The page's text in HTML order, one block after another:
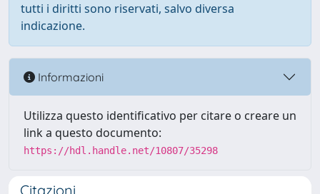
tutti i diritti sono riservati, salvo diversa
indicazione.
Informazioni
Utilizza questo identificativo per citare o creare un
link a questo documento:
https://hdl.handle.net/10807/35298
Citazioni